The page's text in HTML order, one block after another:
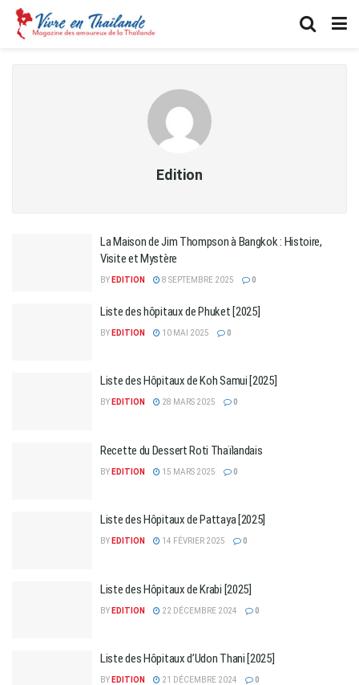
Edition
La Maison de Jim Thompson à Bangkok : Histoire,
Visite et Mystère
BY EDITION 8 SEPTEMBRE 2025 0
Liste des hôpitaux de Phuket [2025]
BY EDITION 10 MAI 2025 0
Liste des Hôpitaux de Koh Samui [2025]
BY EDITION 28 MARS 2025 0
Recette du Dessert Roti Thaïlandais
BY EDITION 15 MARS 2025 0
Liste des Hôpitaux de Pattaya [2025]
BY EDITION 14 FÉVRIER 2025 0
Liste des Hôpitaux de Krabi [2025]
BY EDITION 22 DÉCEMBRE 2024 0
Liste des Hôpitaux d’Udon Thani [2025]
BY EDITION 21 DÉCEMBRE 2024 0